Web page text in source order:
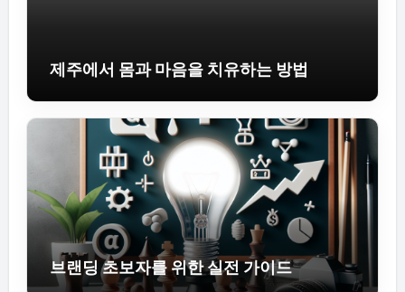
제주에서 몸과 마음을 치유하는 방법
브랜딩 초보자를 위한 실전 가이드